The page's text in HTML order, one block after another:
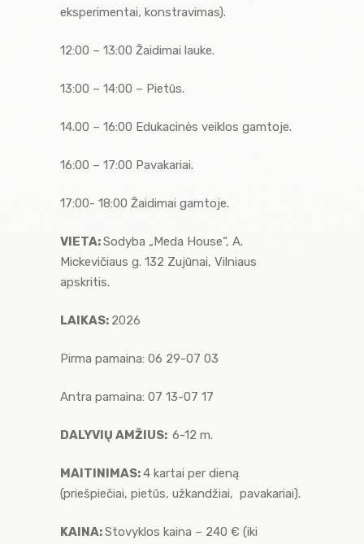
eksperimentai, konstravimas).
12:00 – 13:00 Žaidimai lauke.
13:00 – 14:00 – Pietūs.
14.00 – 16:00 Edukacinės veiklos gamtoje.
16:00 – 17:00 Pavakariai.
17:00- 18:00 Žaidimai gamtoje.
VIETA:Sodyba „Meda House“, A.
Mickevičiaus g. 132 Zujūnai, Vilniaus
apskritis.
LAIKAS: 2026
Pirma pamaina: 06 29-07 03
Antra pamaina: 07 13-07 17
DALYVIŲ AMŽIUS: 6-12 m.
MAITINIMAS:4 kartai per dieną
(priešpiečiai, pietūs, užkandžiai, pavakariai).
KAINA:Stovyklos kaina – 240 € (iki